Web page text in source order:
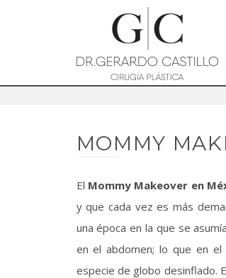
MOMMY
El Mommy Makeover en
y que cada vez es más
una época en la que se
en el abdomen; lo que en
especie de globo desinflado.